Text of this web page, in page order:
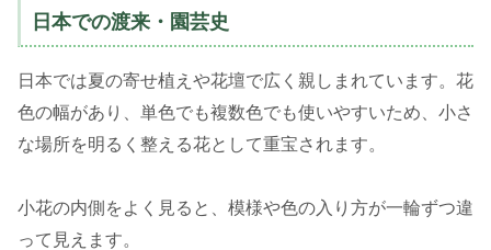
日本での渡来・園芸史
日本では夏の寄せ植えや花壇で広く親しまれています。花
色の幅があり、単色でも複数色でも使いやすいため、小さ
な場所を明るく整える花として重宝されます。
小花の内側をよく見ると、模様や色の入り方が一輪ずつ違
って見えます。